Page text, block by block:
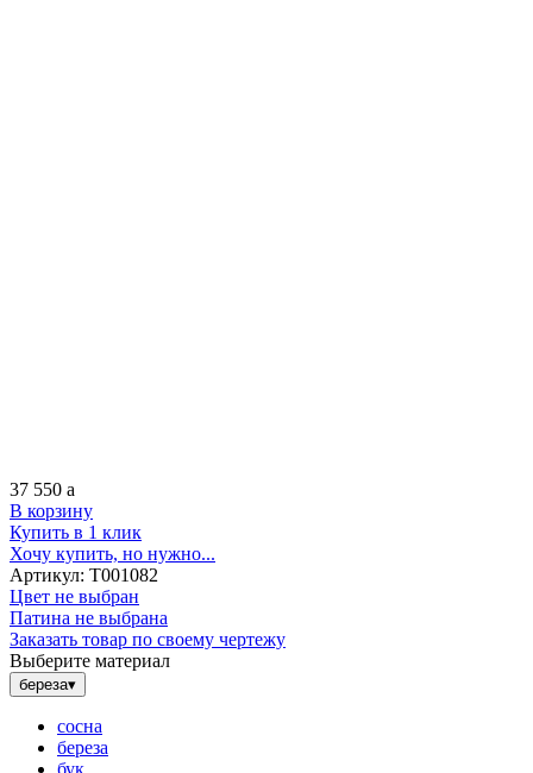
37 550 a
В корзину
Купить в 1 клик
Хочу купить, но нужно...
Артикул: Т001082
Цвет не выбран
Патина не выбрана
Заказать товар по своему чертежу
Выберите материал
береза▾
сосна
береза
бук